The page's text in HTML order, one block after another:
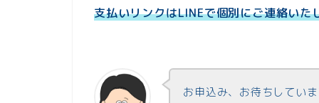
支払いリンクはLINEで個別にご連絡いた
お申込み、お待ちしてい